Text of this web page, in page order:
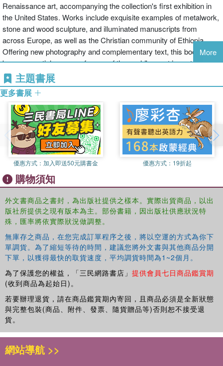
Renaissance art, accompanying the collection's first exhibition in
the United States. Works include exquisite examples of metalwork,
stone and wood sculpture, and illuminated manuscripts from
across Europe, as well as the Christian community of Ethiopia.
Offering new photography and complementary text, this book will
be an essential resource for one of the world's most important
private collections of medieval art, and a fascinating read for all
interested in the Middle Ages and the role of art history in exploring
our world.
More
主題書展
更多書展
優惠方式： 加入即送50元購書金 優惠方式： 19折起
購物須知
外文書商品之書封，為出版社提供之樣本。實際出貨商品，以出
版社所提供之現有版本為主。部份書籍，因出版社供應狀況特
殊，匯率將依實際狀況做調整。
無庫存之商品，在您完成訂單程序之後，將以空運的方式為你下
單調貨。為了縮短等待的時間，建議您將外文書與其他商品分開
下單，以獲得最快的取貨速度，平均調貨時間為1~2個月。
為了保護您的權益，「三民網路書店」 提供會員七日商品鑑賞期
(收到商品為起始日)。
若要辦理退貨，請在商品鑑賞期內寄回，且商品必須是全新狀態
與完整包裝(商品、附件、發票、隨貨贈品等)否則恕不接受退
貨。
網站導航 >>